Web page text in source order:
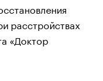
расстройствах
«Доктор